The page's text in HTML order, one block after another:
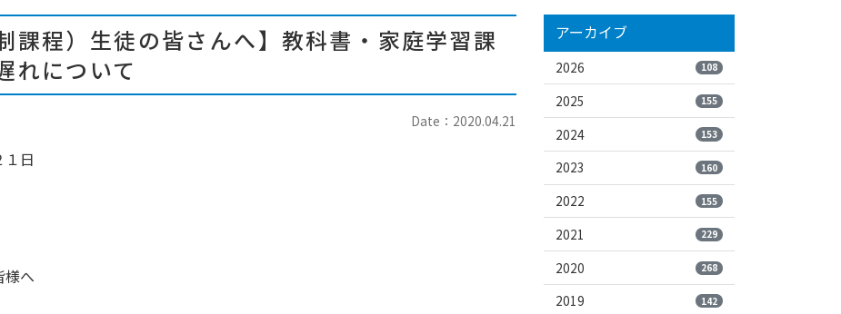
課程）生徒の皆さんへ】教科書・家庭学習課
れについて
Date：2020.04.21
１日
様へ
アーカイブ
2026 108
2025 155
2024 153
2023 160
2022 155
2021 229
2020 268
2019 142